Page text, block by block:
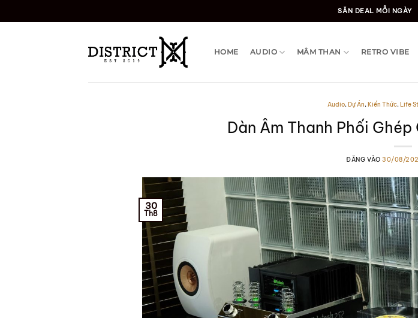
qua
SĂN DEAL MỖI NGÀY
HOME AUDIO MÂM THAN RETRO VIBE
Audio,Dự Án,Kiến Thức,Life
Dàn Âm Thanh Phối
ĐĂNG VÀO30/08/
30
Th8